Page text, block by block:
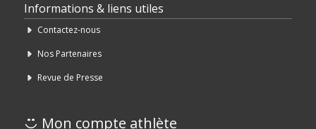
Informations & liens utiles
Contactez-nous
Nos Partenaires
Revue de Presse
Mon compte athlète